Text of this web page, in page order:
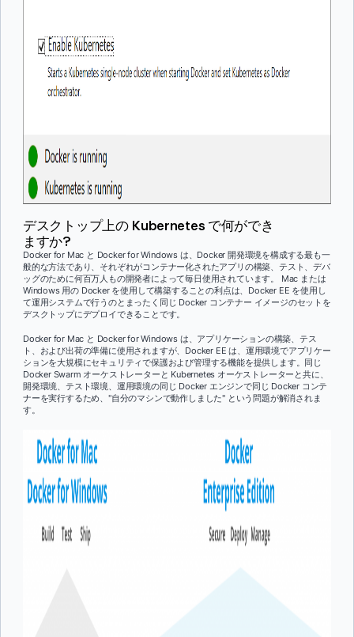
デスクトップ上の Kubernetes で何ができ
ますか?
Docker for Mac と Docker for Windows は、Docker 開発環境を構成する最も一
般的な方法であり、それぞれがコンテナー化されたアプリの構築、テスト、デバ
ッグのために何百万人もの開発者によって毎日使用されています。 Mac または
Windows 用の Docker を使用して構築することの利点は、Docker EE を使用し
て運用システムで行うのとまったく同じ Docker コンテナー イメージのセットを
デスクトップにデプロイできることです。
Docker for Mac と Docker for Windows は、アプリケーションの構築、テス
ト、および出荷の準備に使用されますが、Docker EE は、運用環境でアプリケー
ションを大規模にセキュリティで保護および管理する機能を提供します。同じ
Docker Swarm オーケストレーターと Kubernetes オーケストレーターと共に、
開発環境、テスト環境、運用環境の同じ Docker エンジンで同じ Docker コンテ
ナーを実行するため、"自分のマシンで動作しました" という問題が解消されま
す。